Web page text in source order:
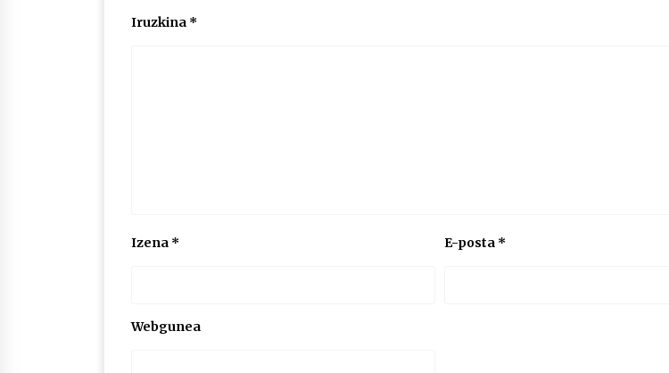
Iruzkina *
Izena * E-posta *
Webgunea